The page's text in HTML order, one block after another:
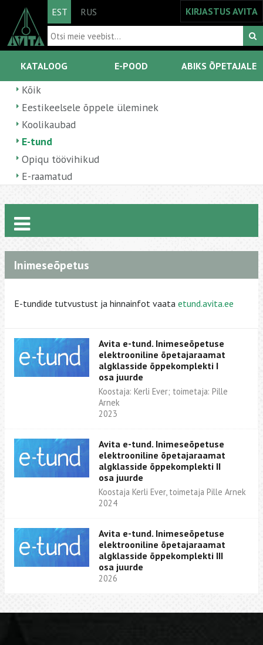
EST RUS KIRJASTUS AVITA
KATALOOG E-POOD ABIKS ÕPETAJALE
Kõik
Eestikeelsele õppele üleminek
Koolikaubad
E-tund
Opiqu töövihikud
E-raamatud
Inimeseõpetus
E-tundide tutvustust ja hinnainfot vaata etund.avita.ee
Avita e-tund. Inimeseõpetuse
elektrooniline õpetajaraamat
algklasside õppekomplekti I
osa juurde
Koostaja: Kerli Ever; toimetaja: Pille
Arnek
2023
Avita e-tund. Inimeseõpetuse
elektrooniline õpetajaraamat
algklasside õppekomplekti II
osa juurde
Koostaja Kerli Ever, toimetaja Pille Arnek
2024
Avita e-tund. Inimeseõpetuse
elektrooniline õpetajaraamat
algklasside õppekomplekti III
osa juurde
2026